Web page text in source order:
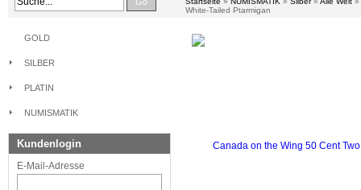
White-Tailed Ptarmigan
GOLD
SILBER
PLATIN
NUMISMATIK
Kundenlogin
E-Mail-Adresse